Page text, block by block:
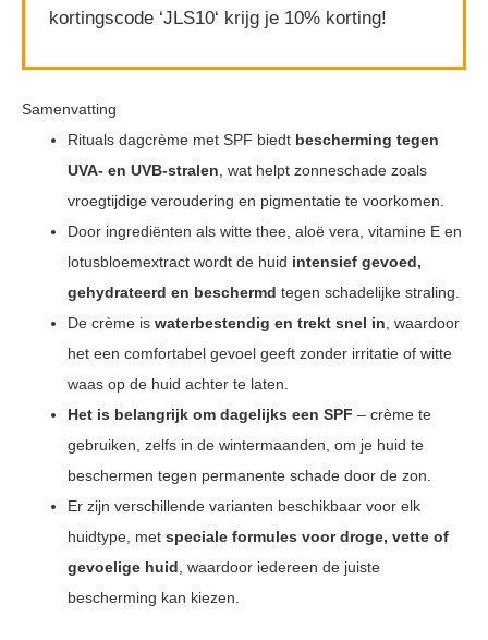
kortingscode ‘JLS10‘ krijg je 10% korting!
Samenvatting
Rituals dagcrème met SPF biedt bescherming tegen
UVA- en UVB-stralen , wat helpt zonneschade zoals
vroegtijdige veroudering en pigmentatie te voorkomen.
Door ingrediënten als witte thee, aloë vera, vitamine E en
lotusbloemextract wordt de huid intensief gevoed,
gehydrateerd en beschermd tegen schadelijke straling.
De crème is waterbestendig en trekt snel in , waardoor
het een comfortabel gevoel geeft zonder irritatie of witte
waas op de huid achter te laten.
Het is belangrijk om dagelijks een SPF – crème te
gebruiken, zelfs in de wintermaanden, om je huid te
beschermen tegen permanente schade door de zon.
Er zijn verschillende varianten beschikbaar voor elk
huidtype, met speciale formules voor droge, vette of
gevoelige huid , waardoor iedereen de juiste
bescherming kan kiezen.